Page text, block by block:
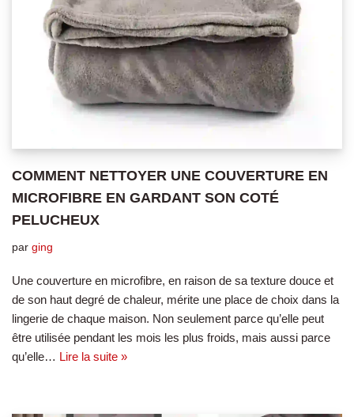
COMMENT NETTOYER UNE COUVERTURE EN
MICROFIBRE EN GARDANT SON COTÉ
PELUCHEUX
par ging
Une couverture en microfibre, en raison de sa texture douce et
de son haut degré de chaleur, mérite une place de choix dans la
lingerie de chaque maison. Non seulement parce qu’elle peut
être utilisée pendant les mois les plus froids, mais aussi parce
qu’elle… Lire la suite »